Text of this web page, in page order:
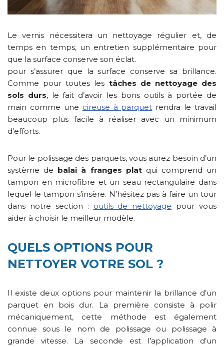
Le vernis nécessitera un nettoyage régulier et, de
temps en temps, un entretien supplémentaire pour
que la surface conserve son éclat.
pour s’assurer que la surface conserve sa brillance.
Comme pour toutes les tâches de nettoyage des
sols durs, le fait d’avoir les bons outils à portée de
main comme une cireuse à parquet rendra le travail
beaucoup plus facile à réaliser avec un minimum
d’efforts.
Pour le polissage des parquets, vous aurez besoin d’un
système de balai à franges plat qui comprend un
tampon en microfibre et un seau rectangulaire dans
lequel le tampon s’insère. N’hésitez pas à faire un tour
dans notre section : outils de nettoyage pour vous
aider à choisir le meilleur modèle.
QUELS OPTIONS POUR
NETTOYER VOTRE SOL ?
Il existe deux options pour maintenir la brillance d’un
parquet en bois dur. La première consiste à polir
mécaniquement, cette méthode est également
connue sous le nom de polissage ou polissage à
grande vitesse. La seconde est l’application d’un